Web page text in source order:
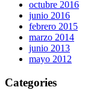
octubre 2016
junio 2016
febrero 2015
marzo 2014
junio 2013
mayo 2012
Categories